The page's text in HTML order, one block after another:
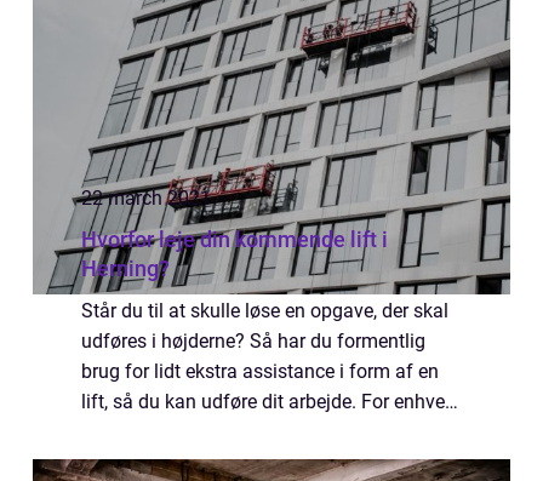
22 march 2021
Hvorfor leje din kommende lift i
Herning?
Står du til at skulle løse en opgave, der skal
udføres i højderne? Så har du formentlig
brug for lidt ekstra assistance i form af en
lift, så du kan udføre dit arbejde. For enhver
fornøjelse selv at investere i en l...